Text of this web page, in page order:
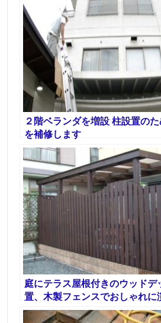
２階ベランダを増設 柱設置の
を補修します
庭にテラス屋根付きのウッドデ
置、木製フェンスでおしゃれに